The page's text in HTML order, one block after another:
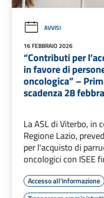
AVVISI
16 FEBBRAIO 2026
“Contributi per
in favore di
oncologica” –
scadenza 28
La ASL di Viterbo, in
Regione Lazio,
per l'acquisto di
oncologici con ISEE
Accesso all'informazione